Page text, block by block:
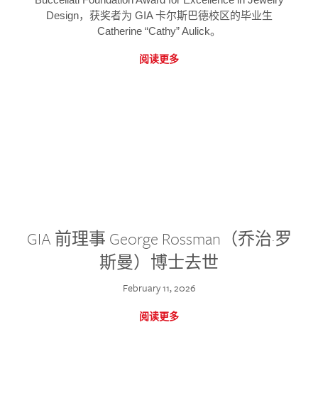
Design，获奖者为 GIA 卡尔斯巴德校区的毕业生
Catherine “Cathy” Aulick。
阅读更多
GIA 前理事 George Rossman（乔治·罗
斯曼）博士去世
February 11, 2026
阅读更多